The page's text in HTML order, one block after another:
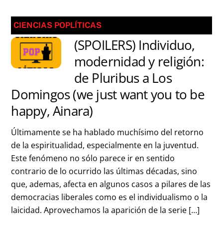
CIENCIAS POPLÍTICAS
(SPOILERS) Individuo,
modernidad y religión:
de Pluribus a Los
Domingos (we just want you to be
happy, Ainara)
Últimamente se ha hablado muchísimo del retorno
de la espiritualidad, especialmente en la juventud.
Este fenómeno no sólo parece ir en sentido
contrario de lo ocurrido las últimas décadas, sino
que, ademas, afecta en algunos casos a pilares de las
democracias liberales como es el individualismo o la
laicidad. Aprovechamos la aparición de la serie […]